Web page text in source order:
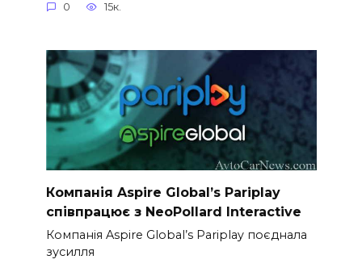
0 15к.
Компанія Aspire Global’s Pariplay
співпрацює з NeoPollard Interactive
Компанія Aspire Global’s Pariplay поєднала
зусилля